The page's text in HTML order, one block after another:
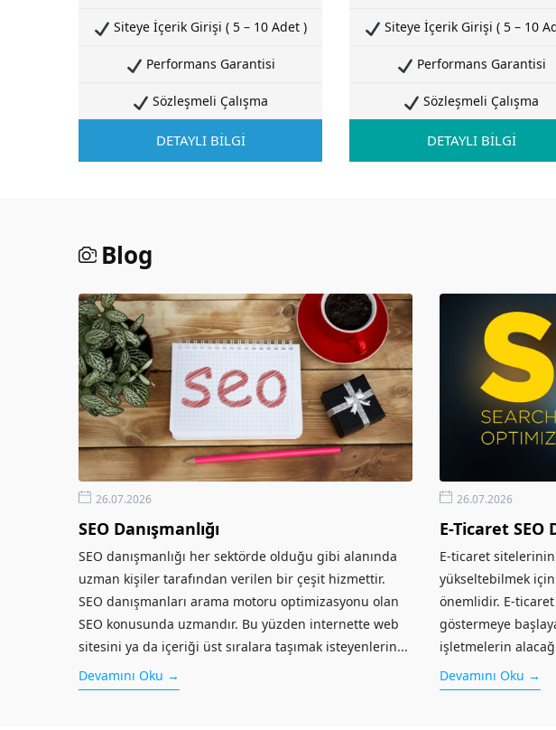
Siteye İçerik Girişi ( 5 – 10 Adet )
Performans Garantisi
Sözleşmeli Çalışma
DETAYLI BİLGİ
Siteye İçerik Girişi ( 5 – 10
Performans Garantisi
Sözleşmeli Çalışma
DETAYLI BİLGİ
Blog
26.07.2026
SEO Danışmanlığı
SEO danışmanlığı her sektörde olduğu gibi alanında
uzman kişiler tarafından verilen bir çeşit hizmettir.
SEO danışmanları arama motoru optimizasyonu olan
SEO konusunda uzmandır. Bu yüzden internette web
sitesini ya da içeriği üst sıralara taşımak isteyenlerin...
Devamını Oku →
26.07.2026
E-Ticaret SEO
E-ticaret
yükseltebilmek
önemlidir. E-ticaret
göstermeye
işletmelerin
hacminde ve
Devamını Oku →